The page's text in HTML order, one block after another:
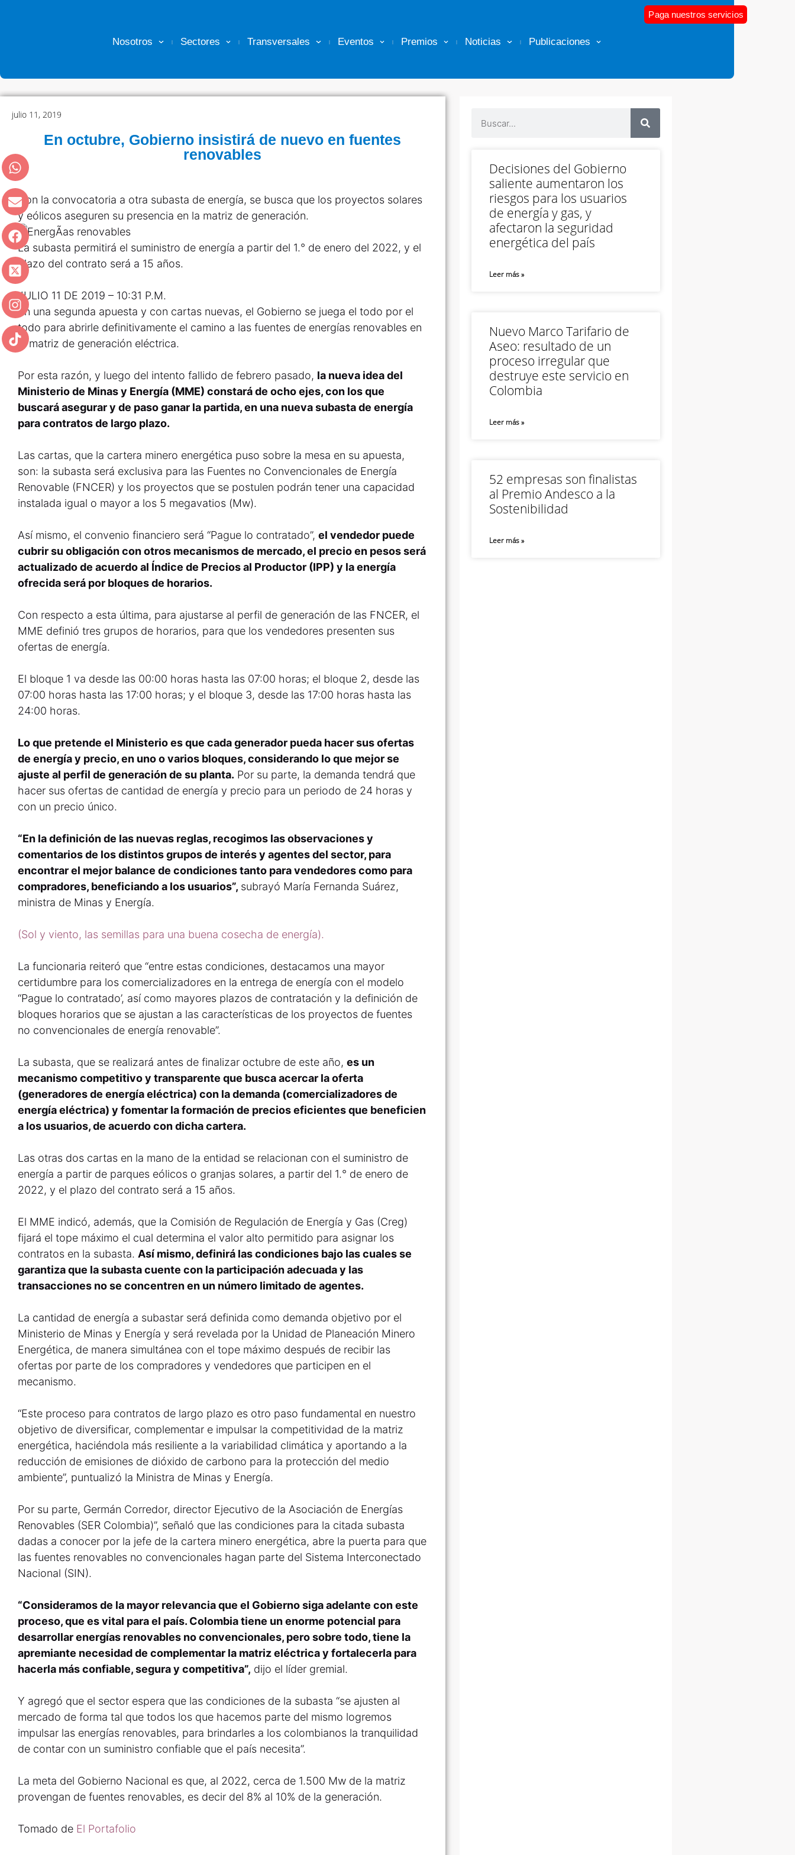
Nosotros Sectores Transversales Eventos Premios Noticias Publicaciones
Paga nuestros servicios
julio 11, 2019
En octubre, Gobierno insistirá de nuevo en fuentes
renovables
Con la convocatoria a otra subasta de energía, se busca que los proyectos solares
y eólicos aseguren su presencia en la matriz de generación.
La subasta permitirá el suministro de energía a partir del 1.° de enero del 2022, y el
plazo del contrato será a 15 años.
JULIO 11 DE 2019 – 10:31 P.M.
En una segunda apuesta y con cartas nuevas, el Gobierno se juega el todo por el
todo para abrirle definitivamente el camino a las fuentes de energías renovables en
la matriz de generación eléctrica.
Por esta razón, y luego del intento fallido de febrero pasado, la nueva idea del
Ministerio de Minas y Energía (MME) constará de ocho ejes, con los que
buscará asegurar y de paso ganar la partida, en una nueva subasta de energía
para contratos de largo plazo.
Las cartas, que la cartera minero energética puso sobre la mesa en su apuesta,
son: la subasta será exclusiva para las Fuentes no Convencionales de Energía
Renovable (FNCER) y los proyectos que se postulen podrán tener una capacidad
instalada igual o mayor a los 5 megavatios (Mw).
Así mismo, el convenio financiero será “Pague lo contratado”, el vendedor puede
cubrir su obligación con otros mecanismos de mercado, el precio en pesos será
actualizado de acuerdo al Índice de Precios al Productor (IPP) y la energía
ofrecida será por bloques de horarios.
Con respecto a esta última, para ajustarse al perfil de generación de las FNCER, el
MME definió tres grupos de horarios, para que los vendedores presenten sus
ofertas de energía.
El bloque 1 va desde las 00:00 horas hasta las 07:00 horas; el bloque 2, desde las
07:00 horas hasta las 17:00 horas; y el bloque 3, desde las 17:00 horas hasta las
24:00 horas.
Lo que pretende el Ministerio es que cada generador pueda hacer sus ofertas
de energía y precio, en uno o varios bloques, considerando lo que mejor se
ajuste al perfil de generación de su planta. Por su parte, la demanda tendrá que
hacer sus ofertas de cantidad de energía y precio para un periodo de 24 horas y
con un precio único.
“En la definición de las nuevas reglas, recogimos las observaciones y
comentarios de los distintos grupos de interés y agentes del sector, para
encontrar el mejor balance de condiciones tanto para vendedores como para
compradores, beneficiando a los usuarios”, subrayó María Fernanda Suárez,
ministra de Minas y Energía.
(Sol y viento, las semillas para una buena cosecha de energía).
La funcionaria reiteró que “entre estas condiciones, destacamos una mayor
certidumbre para los comercializadores en la entrega de energía con el modelo
“Pague lo contratado’, así como mayores plazos de contratación y la definición de
bloques horarios que se ajustan a las características de los proyectos de fuentes
no convencionales de energía renovable”.
La subasta, que se realizará antes de finalizar octubre de este año, es un
mecanismo competitivo y transparente que busca acercar la oferta
(generadores de energía eléctrica) con la demanda (comercializadores de
energía eléctrica) y fomentar la formación de precios eficientes que beneficien
a los usuarios, de acuerdo con dicha cartera.
Las otras dos cartas en la mano de la entidad se relacionan con el suministro de
energía a partir de parques eólicos o granjas solares, a partir del 1.° de enero de
2022, y el plazo del contrato será a 15 años.
El MME indicó, además, que la Comisión de Regulación de Energía y Gas (Creg)
fijará el tope máximo el cual determina el valor alto permitido para asignar los
contratos en la subasta. Así mismo, definirá las condiciones bajo las cuales se
garantiza que la subasta cuente con la participación adecuada y las
transacciones no se concentren en un número limitado de agentes.
La cantidad de energía a subastar será definida como demanda objetivo por el
Ministerio de Minas y Energía y será revelada por la Unidad de Planeación Minero
Energética, de manera simultánea con el tope máximo después de recibir las
ofertas por parte de los compradores y vendedores que participen en el
mecanismo.
“Este proceso para contratos de largo plazo es otro paso fundamental en nuestro
objetivo de diversificar, complementar e impulsar la competitividad de la matriz
energética, haciéndola más resiliente a la variabilidad climática y aportando a la
reducción de emisiones de dióxido de carbono para la protección del medio
ambiente”, puntualizó la Ministra de Minas y Energía.
Por su parte, Germán Corredor, director Ejecutivo de la Asociación de Energías
Renovables (SER Colombia)”, señaló que las condiciones para la citada subasta
dadas a conocer por la jefe de la cartera minero energética, abre la puerta para que
las fuentes renovables no convencionales hagan parte del Sistema Interconectado
Nacional (SIN).
“Consideramos de la mayor relevancia que el Gobierno siga adelante con este
proceso, que es vital para el país. Colombia tiene un enorme potencial para
desarrollar energías renovables no convencionales, pero sobre todo, tiene la
apremiante necesidad de complementar la matriz eléctrica y fortalecerla para
hacerla más confiable, segura y competitiva”, dijo el líder gremial.
Y agregó que el sector espera que las condiciones de la subasta “se ajusten al
mercado de forma tal que todos los que hacemos parte del mismo logremos
impulsar las energías renovables, para brindarles a los colombianos la tranquilidad
de contar con un suministro confiable que el país necesita”.
La meta del Gobierno Nacional es que, al 2022, cerca de 1.500 Mw de la matriz
provengan de fuentes renovables, es decir del 8% al 10% de la generación.
Tomado de El Portafolio
Decisiones del Gobierno
saliente aumentaron los
riesgos para los usuarios
de energía y gas, y
afectaron la seguridad
energética del país
Leer más »
Nuevo Marco Tarifario de
Aseo: resultado de un
proceso irregular que
destruye este servicio en
Colombia
Leer más »
52 empresas son finalistas
al Premio Andesco a la
Sostenibilidad
Leer más »